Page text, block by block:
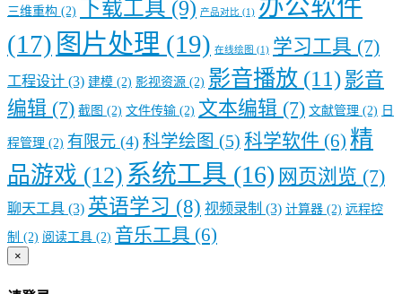
三维重构 (2) 下载工具 (9) 产品对比 (1) 办公软件
(17) 图片处理 (19) 在线绘图 (1) 学习工具 (7)
工程设计 (3) 建模 (2) 影视资源 (2) 影音播放 (11) 影音
编辑 (7) 截图 (2) 文件传输 (2) 文本编辑 (7) 文献管理 (2) 日
程管理 (2) 有限元 (4) 科学绘图 (5) 科学软件 (6) 精
品游戏 (12) 系统工具 (16) 网页浏览 (7)
聊天工具 (3) 英语学习 (8) 视频录制 (3) 计算器 (2) 远程控
制 (2) 阅读工具 (2) 音乐工具 (6)
×